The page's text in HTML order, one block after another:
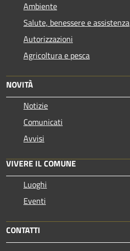
Ambiente
Salute, benessere e assistenza
Autorizzazioni
Agricoltura e pesca
NOVITÀ
Notizie
Comunicati
Avvisi
VIVERE IL COMUNE
Luoghi
Eventi
CONTATTI